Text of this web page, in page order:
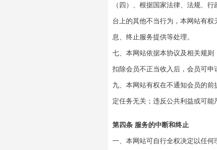
（四）、根据国家法律、法规、
台上的其他不当行为，本网站有
息、终止服务提供等处理。
七、本网站依据本协议及相关规
扣除会员不正当收入后，会员可申
九、本网站有权在不通知会员的
定任务无关；违反公共利益或可
第四条 服务的中断和终止
一、本网站可自行全权决定以任何